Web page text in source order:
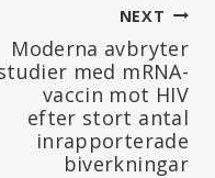
NEXT
Moderna avbryter
med mRNA-
vaccin mot HIV
efter stort antal
inrapporterade
biverkningar